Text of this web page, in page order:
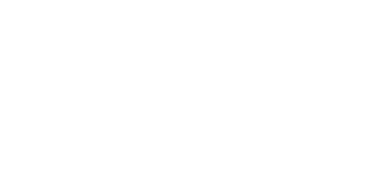
Samsung Galaxy